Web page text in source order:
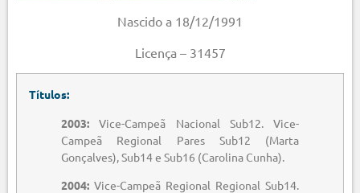
Nascido a 18/12/1991
Licença – 31457
Títulos:
2003: Vice-Campeã Nacional Sub12. Vice-
Campeã Regional Pares Sub12 (Marta
Gonçalves), Sub14 e Sub16 (Carolina Cunha).
2004: Vice-Campeã Regional Regional Sub14.